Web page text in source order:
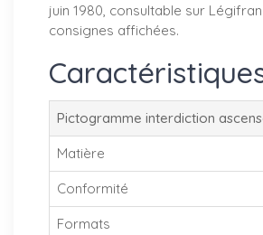
juin 1980, consultable sur
consignes affichées.
Pictogramme interdiction
Matière
Conformité
Formats